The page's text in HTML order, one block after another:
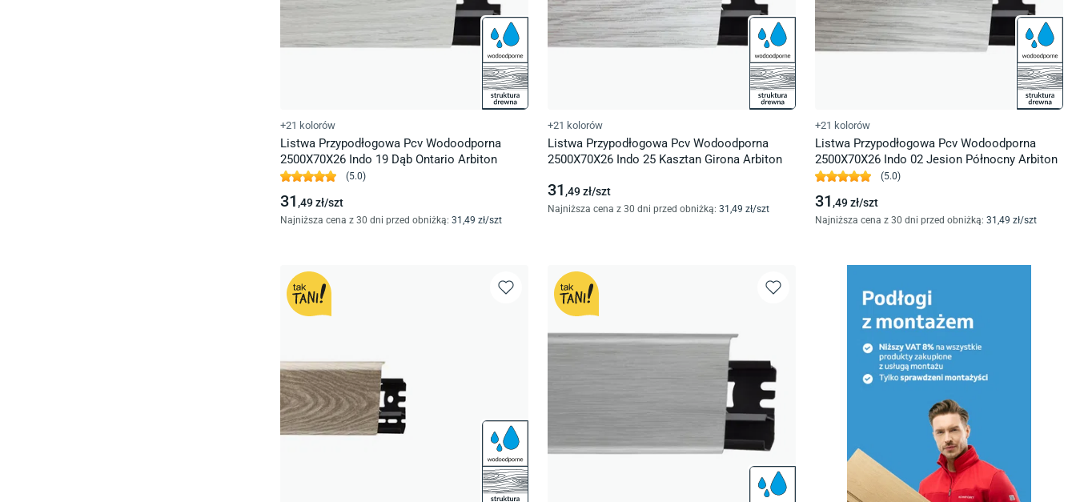
+21 kolorów
Listwa Przypodłogowa Pcv Wodoodporna
2500X70X26 Indo 19 Dąb Ontario Arbiton
(5.0)
31 ,49zł/szt
Najniższa cena z 30 dni przed obniżką: 31 ,49 zł/szt
+21 kolorów
Listwa Przypodłogowa Pcv Wodoodporna
2500X70X26 Indo 25 Kasztan Girona Arbiton
31 ,49zł/szt
Najniższa cena z 30 dni przed obniżką: 31 ,49 zł/szt
+21 kolorów
Listwa Przypodłogowa Pcv Wodoodporna
2500X70X26 Indo 02 Jesion Północny Arbiton
(5.0)
31 ,49zł/szt
Najniższa cena z 30 dni przed obniżką: 31 ,49 zł/szt